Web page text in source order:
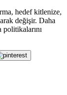
hedef kitlenize,
değişir. Daha